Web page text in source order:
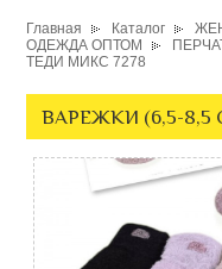
Главная Каталог
ОДЕЖДА ОПТОМ
ТЕДИ МИКС 7278
ВАРЕЖКИ (6,5-8,5